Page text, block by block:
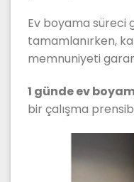
Ev boyama süreci
tamamlanırken,
memnuniyeti
1 günde ev
bir çalışma